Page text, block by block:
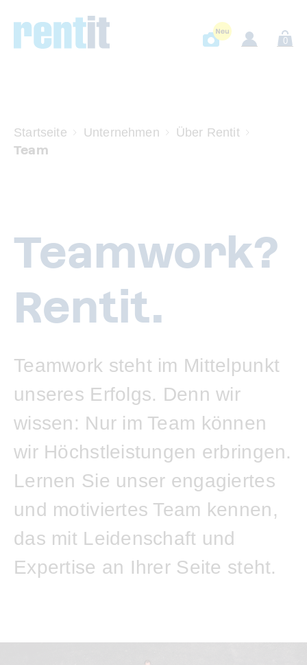
0
Startseite Unternehmen Über Rentit
Team
Teamwork?
Rentit.
Teamwork steht im Mittelpunkt
unseres Erfolgs. Denn wir
wissen: Nur im Team können
wir Höchstleistungen erbringen.
Lernen Sie unser engagiertes
und motiviertes Team kennen,
das mit Leidenschaft und
Expertise an Ihrer Seite steht.